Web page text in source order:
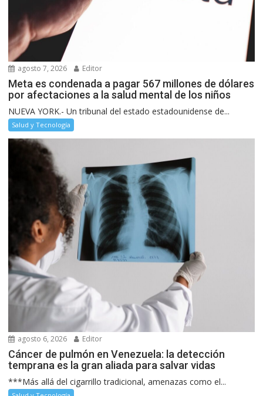
agosto 7, 2026 Editor
Meta es condenada a pagar 567 millones de dólares
por afectaciones a la salud mental de los niños
NUEVA YORK.- Un tribunal del estado estadounidense de...
Salud y Tecnología
agosto 6, 2026 Editor
Cáncer de pulmón en Venezuela: la detección
temprana es la gran aliada para salvar vidas
***Más allá del cigarrillo tradicional, amenazas como el...